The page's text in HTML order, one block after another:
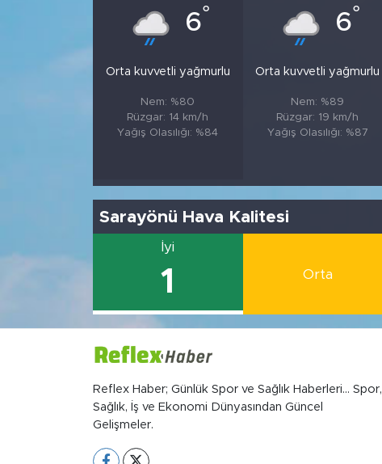
6°
Orta kuvvetli yağmurlu
Nem: %80
Rüzgar: 14 km/h
Yağış Olasılığı: %84
6°
Orta kuvvetli yağmurlu
Nem: %89
Rüzgar: 19 km/h
Yağış Olasılığı: %87
Sarayönü Hava Kalitesi
İyi
1 Orta
Reflex Haber; Günlük Spor ve Sağlık Haberleri... Spor,
Sağlık, İş ve Ekonomi Dünyasından Güncel
Gelişmeler.